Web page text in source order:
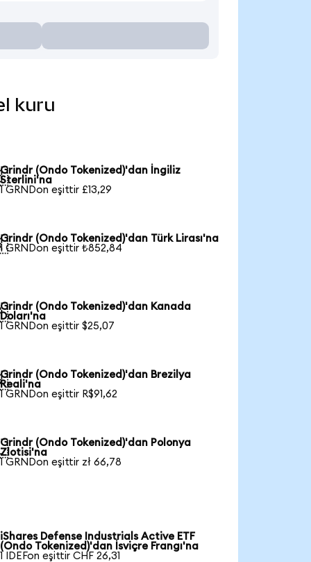
kuru
Grindr (Ondo Tokenized)'dan İngiliz
Sterlini'na
1 GRNDon eşittir £13,29
Grindr (Ondo Tokenized)'dan Türk Lirası'na
1 GRNDon eşittir ₺852,84
Grindr (Ondo Tokenized)'dan Kanada
Doları'na
1 GRNDon eşittir $25,07
Grindr (Ondo Tokenized)'dan Brezilya
Reali'na
1 GRNDon eşittir R$91,62
Grindr (Ondo Tokenized)'dan Polonya
Zlotisi'na
1 GRNDon eşittir zł 66,78
iShares Defense Industrials Active ETF
(Ondo Tokenized)'dan İsviçre Frangı'na
1 IDEFon eşittir CHF 26,31